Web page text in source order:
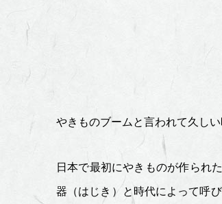
風
～
やきものブームと言われて久し
日本で最初にやきものが作られ
器（はじき）と時代によって呼